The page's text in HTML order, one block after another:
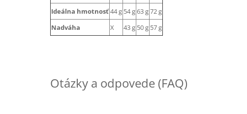
Ideálna hmotnosť44 g 54 g63 g72 g
Nadváha
X 43 g 50 g 57 g
Otázky a odpovede (FAQ)